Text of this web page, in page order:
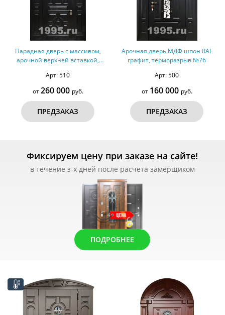
Парадная дверь с массивом,
арочной верхней вставкой,
Арт: 510
от260 000 руб.
ПРЕДЗАКАЗ
Арочная дверь МДФ шпон RAL
графит, терморазрыв №76
Арт: 500
от 160 000 руб.
ПРЕДЗАКАЗ
Фиксируем цену при заказе на сайте!
в течение з-х дней после расчета замерщиком
ПОДРОБНЕЕ